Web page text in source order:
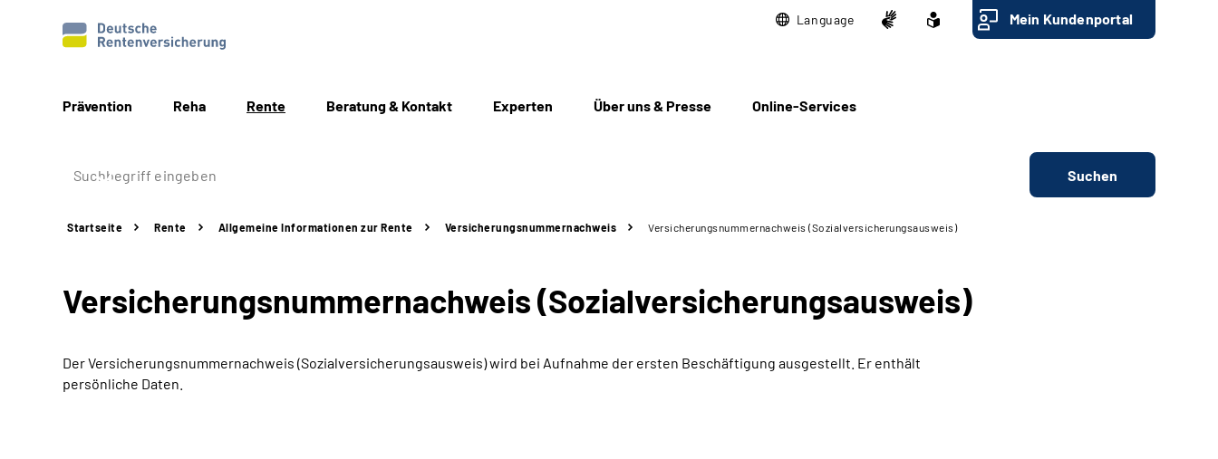
Language Mein Kundenportal
Prävention Reha Rente Beratung & Kontakt Experten Über uns & Presse Online-Services
Suchen
Startseite Rente Allgemeine Informationen zur Rente Versicherungsnummer­nachweis Versicherungsnummer­nachweis (Sozialversicherungs­ausweis)
Versicherungsnummer­nachweis (Sozialversicherungs­ausweis)
Der Versicherungsnummernachweis (Sozialversicherungsausweis) wird bei Aufnahme der ersten Beschäftigung ausgestellt. Er enthält
persönliche Daten.